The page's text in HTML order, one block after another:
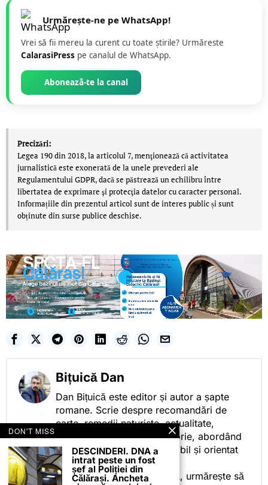
Urmărește-ne pe WhatsApp!
Vrei să fii mereu la curent cu toate știrile? Urmăreste
CalarasiPress pe canalul de WhatsApp.
Abonează-te la canal
Precizări:
Legea 190 din 2018, la articolul 7, menţionează că activitatea
jurnalistică este exonerată de la unele prevederi ale
Regulamentului GDPR, dacă se păstrează un echilibru între
libertatea de exprimare şi protecţia datelor cu caracter personal.
Informațiile din prezentul articol sunt de interes public și sunt
obținute din surse publice deschise.
Bițuică Dan
Dan Bițuică este editor și autor a șapte
romane. Scrie despre recomandări de
carte, remedii naturiste, actualitate,
cotidian politic, sport și istorie, abordând
subiectele într-un stil accesibil și orientat
spre informare.
Prin activitatea sa editorială, urmărește să
DON'T MISS
DESCINDERI. DNA a
intrat peste un fost
șef al Poliției din
Călărași. Ancheta